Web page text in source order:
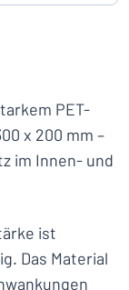
PET-
x 200 mm –
im Innen- und
ist
Das Material